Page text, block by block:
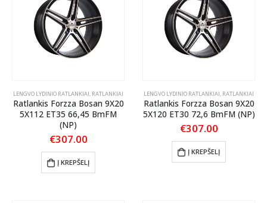
LENGVO LYDINIO RATLANKIAI, RATLANKIAI
Ratlankis Forzza Bosan 9X20
5X112 ET35 66,45 BmFM
(NP)
€307.00
Į KREPŠELĮ
LENGVO LYDINIO RATLANKIAI, RATLANKIAI
Ratlankis Forzza Bosan 9X20
5X120 ET30 72,6 BmFM (NP)
€307.00
Į KREPŠELĮ